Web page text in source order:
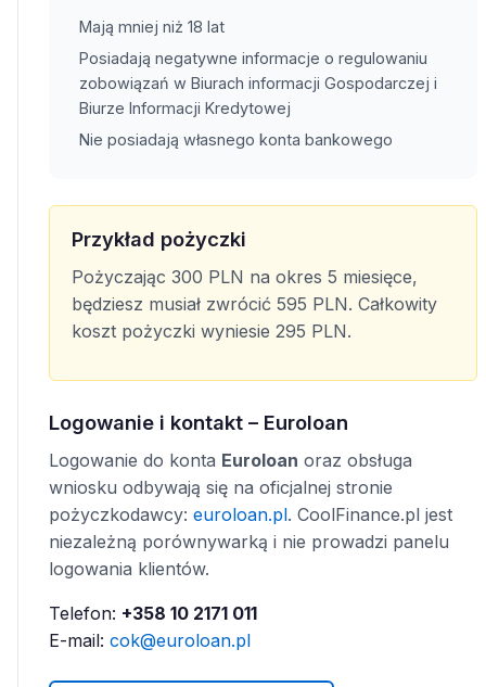
Mają mniej niż 18 lat
Posiadają negatywne informacje o regulowaniu
zobowiązań w Biurach informacji Gospodarczej i
Biurze Informacji Kredytowej
Nie posiadają własnego konta bankowego
Przykład pożyczki
Pożyczając 300 PLN na okres 5 miesięce,
będziesz musiał zwrócić 595 PLN. Całkowity
koszt pożyczki wyniesie 295 PLN.
Logowanie i kontakt – Euroloan
Logowanie do konta Euroloan oraz obsługa
wniosku odbywają się na oficjalnej stronie
pożyczkodawcy: euroloan.pl. CoolFinance.pl jest
niezależną porównywarką i nie prowadzi panelu
logowania klientów.
Telefon: +358 10 2171 011
E-mail: cok@euroloan.pl